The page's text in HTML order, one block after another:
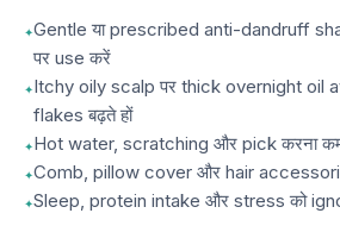
Gentle या prescribed anti-dandruff
पर use करें
Itchy oily scalp पर thick overnight oil
flakes बढ़ते हों
Hot water, scratching और pick करना
Comb, pillow cover और hair
Sleep, protein intake और stress को